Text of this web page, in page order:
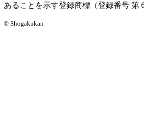
あることを示す登録商標（登録番号 第
© Shogakukan